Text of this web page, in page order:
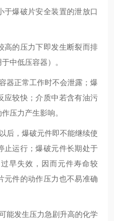
于爆破片安全装置的泄放口
高的压力下即发生断裂而排
中低压容器）。
器正常工作时不会泄露；爆
应较快；介质中若含有油污
压力产生影响。
后，爆破元件即不能继续使
止运行；爆破元件长期处于
早失效，因而元件寿命较
元件的动作压力也不易准确
能发生压力急剧升高的化学